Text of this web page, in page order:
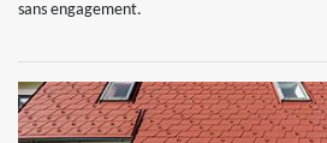
sans engagement.